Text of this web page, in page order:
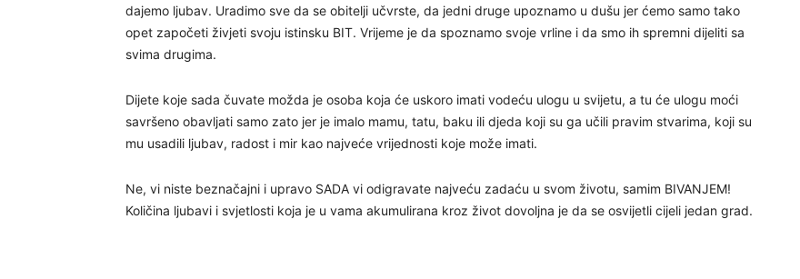
dajemo ljubav. Uradimo sve da se obitelji učvrste, da jedni druge upoznamo u dušu jer ćemo samo tako
opet započeti živjeti svoju istinsku BIT. Vrijeme je da spoznamo svoje vrline i da smo ih spremni dijeliti sa
svima drugima.
Dijete koje sada čuvate možda je osoba koja će uskoro imati vodeću ulogu u svijetu, a tu će ulogu moći
savršeno obavljati samo zato jer je imalo mamu, tatu, baku ili djeda koji su ga učili pravim stvarima, koji su
mu usadili ljubav, radost i mir kao najveće vrijednosti koje može imati.
Ne, vi niste beznačajni i upravo SADA vi odigravate najveću zadaću u svom životu, samim BIVANJEM!
Količina ljubavi i svjetlosti koja je u vama akumulirana kroz život dovoljna je da se osvijetli cijeli jedan grad.